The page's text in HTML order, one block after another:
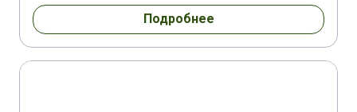
Подробнее